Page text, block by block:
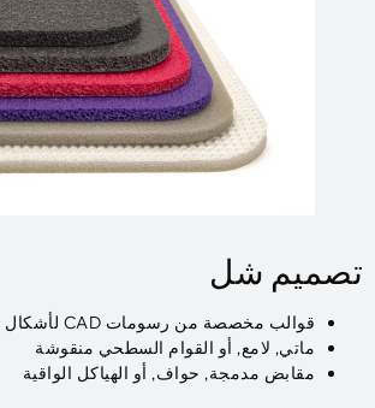
تصميم شل
قوالب مخصصة من رسومات CAD لأشكال دقيقة
ماتي, لامع, أو القوام السطحي منقوشة
مقابض مدمجة, حواف, أو الهياكل الواقية